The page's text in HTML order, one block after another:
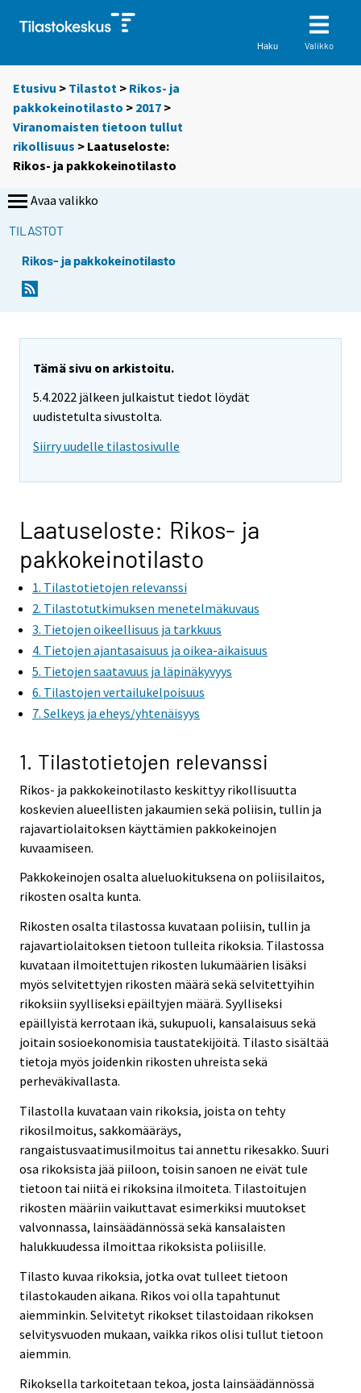
Haku Valikko
Etusivu > Tilastot > Rikos- ja
pakkokeinotilasto > 2017 >
Viranomaisten tietoon tullut
rikollisuus > Laatuseloste:
Rikos- ja pakkokeinotilasto
Avaa valikko
TILASTOT
Rikos- ja pakkokeinotilasto
Tämä sivu on arkistoitu.
5.4.2022 jälkeen julkaistut tiedot löydät
uudistetulta sivustolta.
Siirry uudelle tilastosivulle
Laatuseloste: Rikos- ja
pakkokeinotilasto
1. Tilastotietojen relevanssi
2. Tilastotutkimuksen menetelmäkuvaus
3. Tietojen oikeellisuus ja tarkkuus
4. Tietojen ajantasaisuus ja oikea-aikaisuus
5. Tietojen saatavuus ja läpinäkyvyys
6. Tilastojen vertailukelpoisuus
7. Selkeys ja eheys/yhtenäisyys
1. Tilastotietojen relevanssi
Rikos- ja pakkokeinotilasto keskittyy rikollisuutta
koskevien alueellisten jakaumien sekä poliisin, tullin ja
rajavartiolaitoksen käyttämien pakkokeinojen
kuvaamiseen.
Pakkokeinojen osalta alueluokituksena on poliisilaitos,
rikosten osalta kunta.
Rikosten osalta tilastossa kuvataan poliisin, tullin ja
rajavartiolaitoksen tietoon tulleita rikoksia. Tilastossa
kuvataan ilmoitettujen rikosten lukumäärien lisäksi
myös selvitettyjen rikosten määrä sekä selvitettyihin
rikoksiin syylliseksi epäiltyjen määrä. Syylliseksi
epäillyistä kerrotaan ikä, sukupuoli, kansalaisuus sekä
joitain sosioekonomisia taustatekijöitä. Tilasto sisältää
tietoja myös joidenkin rikosten uhreista sekä
perheväkivallasta.
Tilastolla kuvataan vain rikoksia, joista on tehty
rikosilmoitus, sakkomääräys,
rangaistusvaatimusilmoitus tai annettu rikesakko. Suuri
osa rikoksista jää piiloon, toisin sanoen ne eivät tule
tietoon tai niitä ei rikoksina ilmoiteta. Tilastoitujen
rikosten määriin vaikuttavat esimerkiksi muutokset
valvonnassa, lainsäädännössä sekä kansalaisten
halukkuudessa ilmoittaa rikoksista poliisille.
Tilasto kuvaa rikoksia, jotka ovat tulleet tietoon
tilastokauden aikana. Rikos voi olla tapahtunut
aiemminkin. Selvitetyt rikokset tilastoidaan rikoksen
selvitysvuoden mukaan, vaikka rikos olisi tullut tietoon
aiemmin.
Rikoksella tarkoitetaan tekoa, josta lainsäädännössä